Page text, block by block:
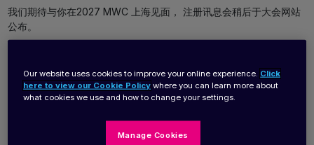
我们期待与你在2027 MWC 上海见面， 注册讯息会稍后于大会网站
公布。
Our website uses cookies to improve your online experience. Click
here to view our Cookie Policy where you can learn more about
what cookies we use and how to change your settings.
Manage Cookies